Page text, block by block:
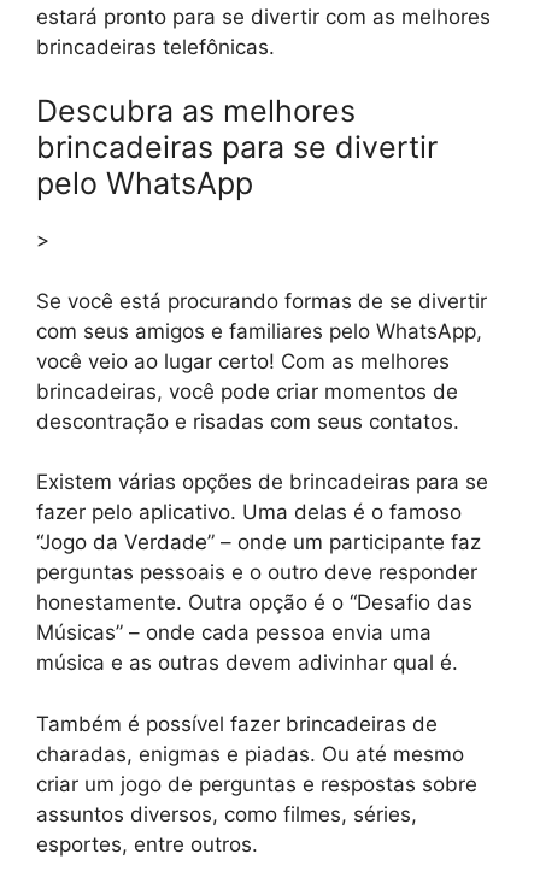
estará pronto para se divertir com as melhores
brincadeiras telefônicas.
Descubra as melhores
brincadeiras para se divertir
pelo WhatsApp
>
Se você está procurando formas de se divertir
com seus amigos e familiares pelo WhatsApp,
você veio ao lugar certo! Com as melhores
brincadeiras, você pode criar momentos de
descontração e risadas com seus contatos.
Existem várias opções de brincadeiras para se
fazer pelo aplicativo. Uma delas é o famoso
“Jogo da Verdade” – onde um participante faz
perguntas pessoais e o outro deve responder
honestamente. Outra opção é o “Desafio das
Músicas” – onde cada pessoa envia uma
música e as outras devem adivinhar qual é.
Também é possível fazer brincadeiras de
charadas, enigmas e piadas. Ou até mesmo
criar um jogo de perguntas e respostas sobre
assuntos diversos, como filmes, séries,
esportes, entre outros.